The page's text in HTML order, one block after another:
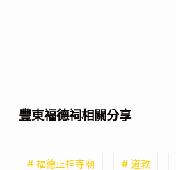
豐東福德祠相關分享
# 福德正神寺廟 # 道教